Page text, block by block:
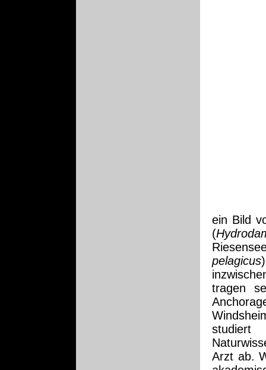
ein Bild
(
pelagicus
tragen
Arzt ab.